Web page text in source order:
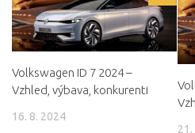
Volkswagen ID 7 2024 –
Vzhled, výbava, konkurenti
16. 8. 2024
21.